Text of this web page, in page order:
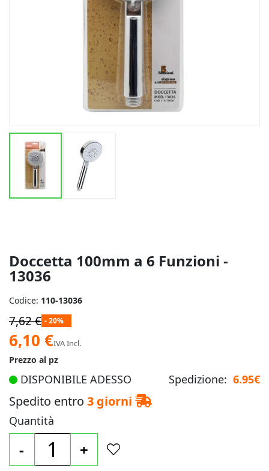
Doccetta 100mm a 6 Funzioni -
13036
immagini
Codice: 110-13036
7,62 € - 20%
Prezzo
speciale
6,10 €IVA Incl.
Prezzo al pz
DISPONIBILE ADESSO Spedizione: 6.95€
Spedito entro 3 giorni
Quantità
- +